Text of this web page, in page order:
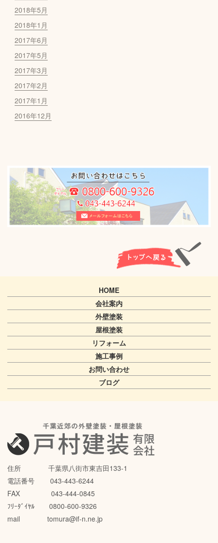
2018年5月
2018年1月
2017年6月
2017年5月
2017年3月
2017年2月
2017年1月
2016年12月
HOME
会社案内
外壁塗装
屋根塗装
リフォーム
施工事例
お問い合わせ
ブログ
住所 千葉県八街市東吉田133-1
電話番号 043-443-6244
FAX 043-444-0845
ﾌﾘｰﾀﾞｲﾔﾙ 0800-600-9326
mail tomura@if-n.ne.jp